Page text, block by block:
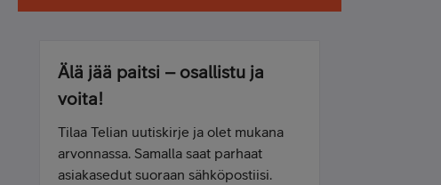
Älä jää paitsi – osallistu ja
voita!
Tilaa Telian uutiskirje ja olet mukana
arvonnassa. Samalla saat parhaat
asiakasedut suoraan sähköpostiisi.